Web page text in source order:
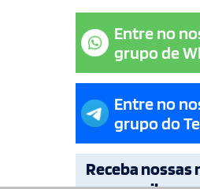
Entre no
grupo de
Entre no
grupo do
Receba nossas